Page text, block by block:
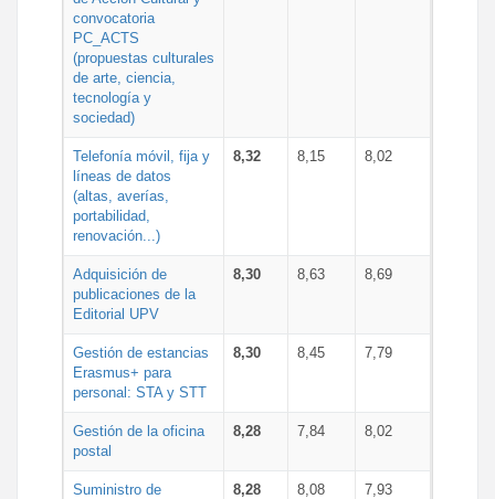
convocatoria
PC_ACTS
(propuestas culturales
de arte, ciencia,
tecnología y
sociedad)
Telefonía móvil, fija y
líneas de datos
(altas, averías,
portabilidad,
renovación...)
8,32 8,15 8,02
Adquisición de
publicaciones de la
Editorial UPV
8,30 8,63 8,69
Gestión de estancias
Erasmus+ para
personal: STA y STT
8,30 8,45 7,79
Gestión de la oficina
postal
8,28 7,84 8,02
Suministro de
8,28 8,08 7,93